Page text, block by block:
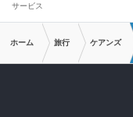
サービス
ホーム 旅行 ケアンズ